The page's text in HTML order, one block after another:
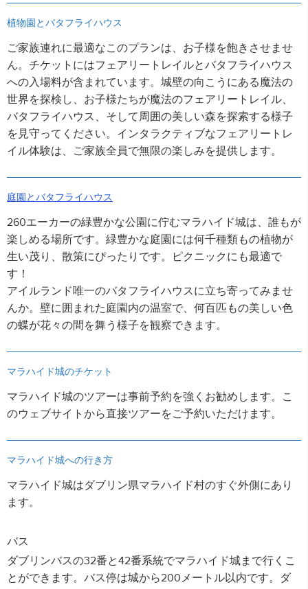
植物園とバタフライハウス
ご家族連れに最適なこのプランは、お子様を飽きさせませ
ん。チケットにはフェアリートレイルとバタフライハウス
への入場料が含まれています。城壁の向こうにある魔法の
世界を探検し、お子様たちが魔法のフェアリートレイル、
バタフライハウス、そして周囲の美しい森を探索する様子
を見守ってください。インタラクティブなフェアリートレ
イル体験は、ご家族全員で無限の楽しみを提供します。
庭園とバタフライハウス
260エーカーの緑豊かな公園に佇むマラハイド城は、誰もが
楽しめる場所です。緑豊かな庭園には何千種類もの植物が
生い茂り、散策にぴったりです。ピクニックにも最適で
す！
アイルランド唯一のバタフライハウスに立ち寄ってみませ
んか。壁に囲まれた庭園内の温室で、何百匹もの美しい色
の蝶が花々の間を舞う様子を観察できます。
マラハイド城のチケット
マラハイド城のツアーは事前予約を強くお勧めします。こ
のウェブサイトから直接ツアーをご予約いただけます。
マラハイド城への行き方
マラハイド城はダブリン県マラハイド村のすぐ外側にあり
ます。
バス
ダブリンバスの32番と42番系統でマラハイド城まで行くこ
とができます。バス停は城から200メートル以内です。ダ